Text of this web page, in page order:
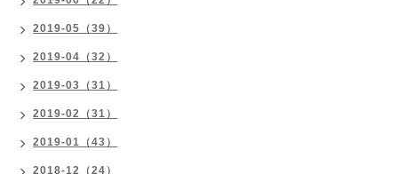
2019-05（39）
2019-04（32）
2019-03（31）
2019-02（31）
2019-01（43）
2018-12（24）